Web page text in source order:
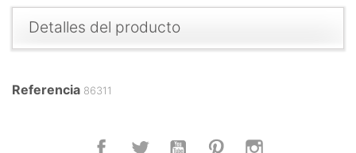
Detalles del producto
Referencia 86311
FacebookTwitter YouTube Pinterest